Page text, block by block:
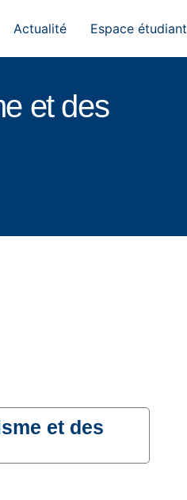
Actualité Espace étudiant
et des
et des